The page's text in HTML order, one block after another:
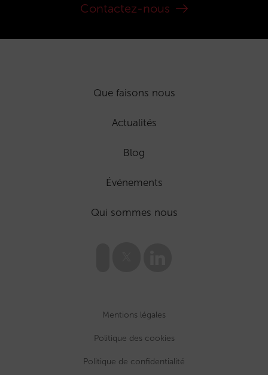
Contactez-nous
Que faisons nous
Actualités
Blog
Événements
Qui sommes nous
Mentions légales
Politique des cookies
Politique de confidentialité